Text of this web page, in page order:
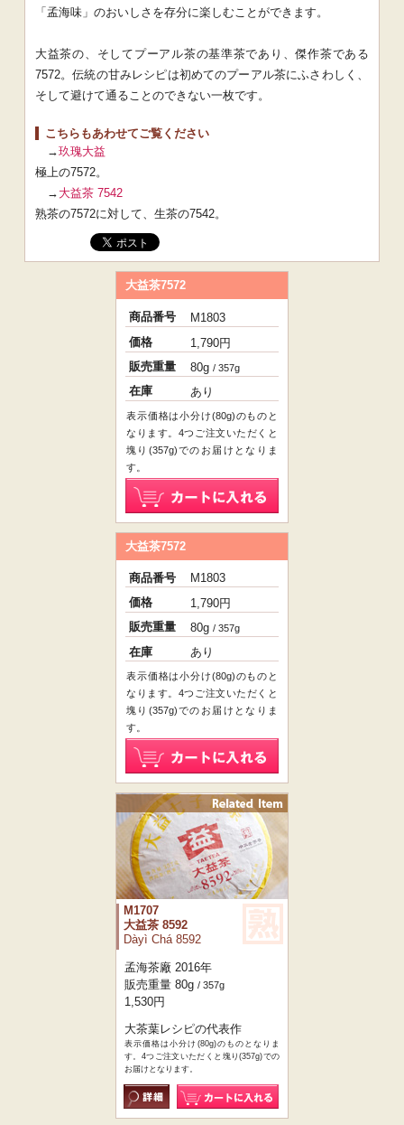
「孟海味」のおいしさを存分に楽しむことができます。
大益茶の、そしてプーアル茶の基準茶であり、傑作茶である
7572。伝統の甘みレシピは初めてのプーアル茶にふさわしく、
そして避けて通ることのできない一枚です。
こちらもあわせてご覧ください
→玖瑰大益
極上の7572。
→ 大益茶 7542
熟茶の7572に対して、生茶の7542。
大益茶7572
商品番号
M1803
価格
1,790円
販売重量
80g / 357g
在庫 あり
表示価格は小分け(80g)のものと
なります。4つご注文いただくと
塊り(357g)でのお届けとなりま
す。
大益茶7572
商品番号
M1803
価格
1,790円
販売重量
80g / 357g
在庫 あり
表示価格は小分け(80g)のものと
なります。4つご注文いただくと
塊り(357g)でのお届けとなりま
す。
M1707
大益茶 8592
Dàyì Chá 8592
孟海茶廠 2016年
販売重量 80g / 357g
1,530円
大茶葉レシピの代表作
表示価格は小分け(80g)のものとなりま
す。4つご注文いただくと塊り(357g)での
お届けとなります。